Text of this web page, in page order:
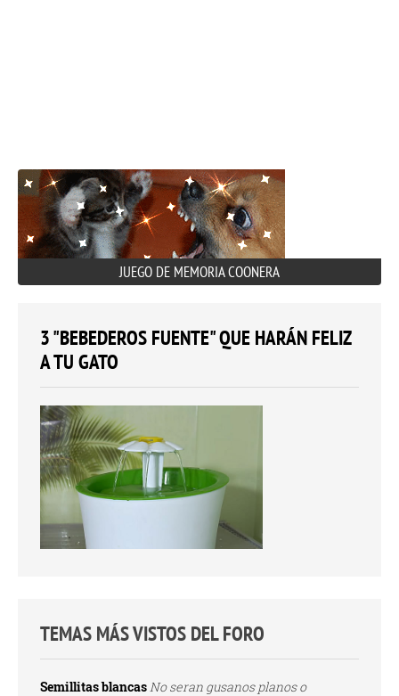
JUEGO DE MEMORIA COONERA
3 "BEBEDEROS FUENTE" QUE HARÁN FELIZ
A TU GATO
TEMAS MÁS VISTOS DEL FORO
Semillitas blancasNo seran gusanos planos o